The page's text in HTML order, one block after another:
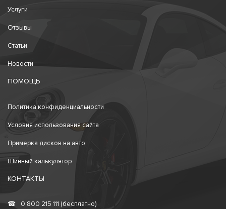
Услуги
Отзывы
Статьи
Новости
ПОМОЩЬ
Политика конфиденциальности
Условия использования сайта
Примерка дисков на авто
Шинный калькулятор
КОНТАКТЫ
☎ 0 800 215 111 (бесплатно)